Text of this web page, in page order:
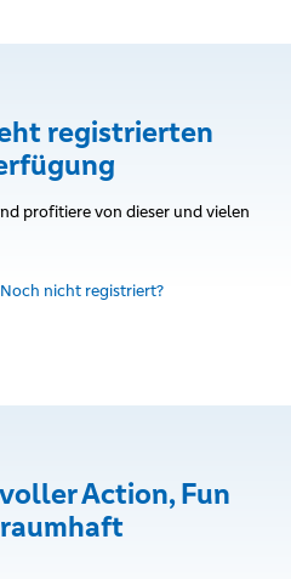
registrierten
profitiere von dieser und vielen
Noch nicht registriert?
Action, Fun